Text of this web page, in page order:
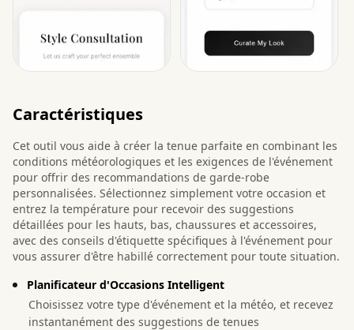
Caractéristiques
Cet outil vous aide à créer la tenue parfaite en combinant les
conditions météorologiques et les exigences de l'événement
pour offrir des recommandations de garde-robe
personnalisées. Sélectionnez simplement votre occasion et
entrez la température pour recevoir des suggestions
détaillées pour les hauts, bas, chaussures et accessoires,
avec des conseils d'étiquette spécifiques à l'événement pour
vous assurer d'être habillé correctement pour toute situation.
Planificateur d'Occasions Intelligent
Choisissez votre type d'événement et la météo, et recevez
instantanément des suggestions de tenues